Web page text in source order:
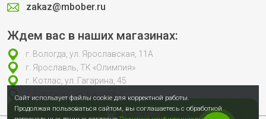
В корзину
Сайт использует файлы cookie для корректной работы.
Продолжая пользоваться сайтом, вы соглашаетесь с обработкой
zakaz@mbober.ru
Ждем вас в наших магазинах:
г. Вологда, ул. Ярославская, 11А
г. Ярославль, ТК «Олимпия»
г. Котлас, ул. Гагарина, 45
г. Коряжма, ул. Кирова, 1